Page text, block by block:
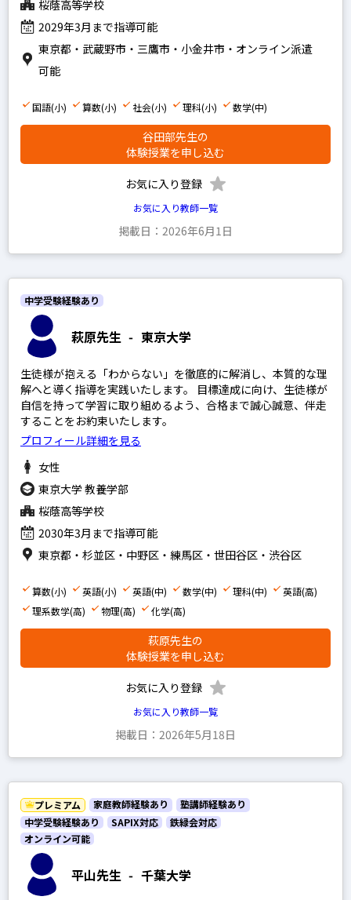
桜蔭高等学校
2029年3月まで指導可能
東京都・武蔵野市・三鷹市・小金井市・オンライン派遣
可能
国語(小) 算数(小) 社会(小) 理科(小) 数学(中)
谷田部先生の
体験授業を申し込む
お気に入り登録
お気に入り教師一覧
掲載日：2026年6月1日
萩原先生 - 東京大学
中学受験経験あり
生徒様が抱える「わからない」を徹底的に解消し、本質的な理
解へと導く指導を実践いたします。 目標達成に向け、生徒様が
自信を持って学習に取り組めるよう、合格まで誠心誠意、伴走
することをお約束いたします。
プロフィール詳細を見る
女性
東京大学 教養学部
桜蔭高等学校
2030年3月まで指導可能
東京都・杉並区・中野区・練馬区・世田谷区・渋谷区
算数(小) 英語(小) 英語(中) 数学(中) 理科(中)
英語(高)
理系数学(高)
物理(高) 化学(高)
萩原先生の
体験授業を申し込む
お気に入り登録
お気に入り教師一覧
掲載日：2026年5月18日
平山先生 - 千葉大学
プレミアム 家庭教師経験あり
塾講師経験あり
中学受験経験あり
SAPIX対応
鉄緑会対応
オンライン可能